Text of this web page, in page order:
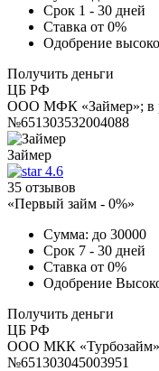
Срок 1 - 30 дней
Ставка от 0%
Одобрение
Получить деньги
ЦБ РФ
ООО МФК «Займер»; в
№651303532004088
Займер
4.6
35 отзывов
«Первый займ - 0%»
Сумма: до 30000
Срок 7 - 30 дней
Ставка от 0%
Одобрение
Получить деньги
ЦБ РФ
ООО МКК
№651303045003951